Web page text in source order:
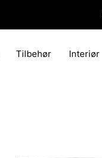
Tilbehør Interiør